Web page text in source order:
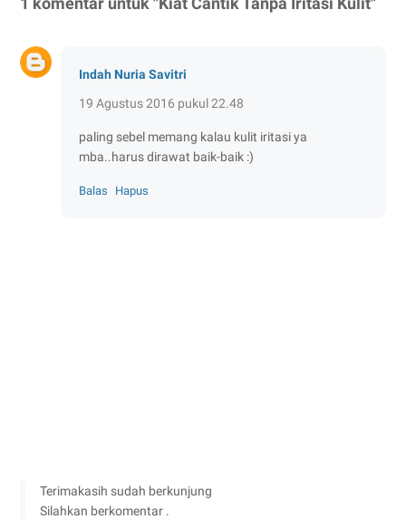
Indah Nuria Savitri
19 Agustus 2016 pukul 22.48
paling sebel memang kalau kulit iritasi ya
mba..harus dirawat baik-baik :)
Balas Hapus
Terimakasih sudah berkunjung
Silahkan berkomentar .